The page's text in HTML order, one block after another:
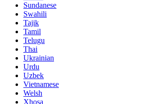
Sundanese
Swahili
Tajik
Tamil
Telugu
Thai
Ukrainian
Urdu
Uzbek
Vietnamese
Welsh
Xhosa